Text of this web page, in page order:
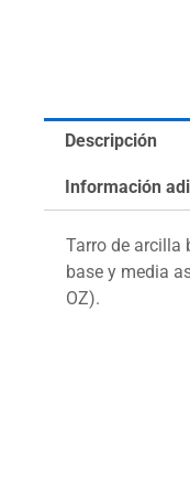
Descripción
Información
Tarro de arcilla
base y media
OZ).